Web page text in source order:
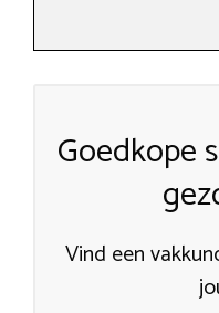
Goedkope
Vind een